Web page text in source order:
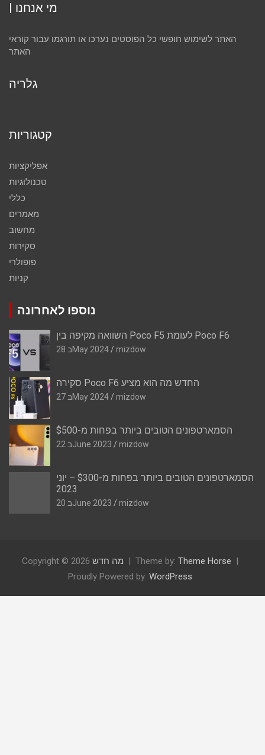
| מי אנחנו
האתר לשימוש חופשי כל הפוסטים נערכו או תורגמו עבור קוראי
האתר
גלריה
קטגוריות
אפליקציות
טכנולוגיות
כללי
מאמרים
מחשוב
סקירות
פופולרי
קניות
נוספו לאחרונה
השוואה מקיפה בין Poco F5 לעומת Poco F6
28 בMay 2024 mizdow
סקירה Poco F6 החדש מה הוא מציע
27 בMay 2024 mizdow
הסמארטפונים הטובים ביותר בפחות מ-$500
22 בJune 2023 mizdow
הסמארטפונים הטובים ביותר בפחות מ-$300 – יוני
2023
20 בJune 2023 mizdow
Copyright © 2026 מה חדש Theme by: Theme Horse
Proudly Powered by: WordPress